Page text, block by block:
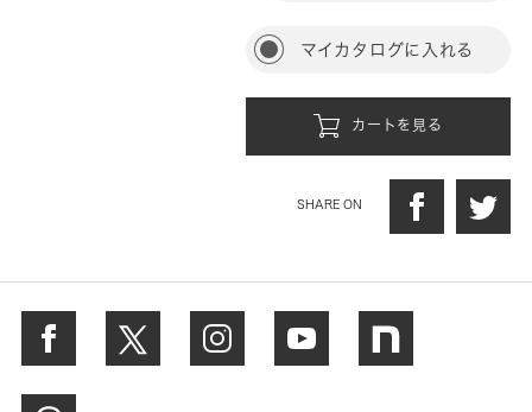
マイカタログに入れる
カートを見る
SHARE ON